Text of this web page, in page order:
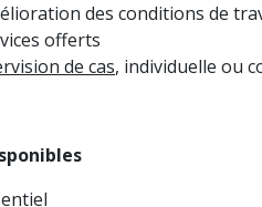
des conditions de
offerts
de cas, individuelle ou